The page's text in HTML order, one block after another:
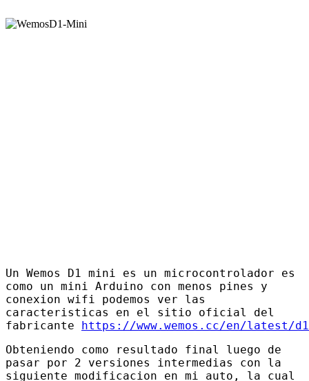
Un Wemos D1 mini es un microcontrolador es
como un mini Arduino con menos pines y
conexion wifi podemos ver las
caracteristicas en el sitio oficial del
fabricante https://www.wemos.cc/en/latest/
Obteniendo como resultado final luego de
pasar por 2 versiones intermedias con la
siguiente modificacion en mi auto, la cual